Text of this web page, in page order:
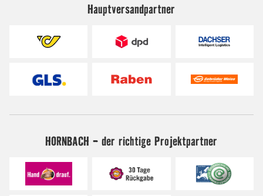
Hauptversandpartner
HORNBACH - der richtige Projektpartner